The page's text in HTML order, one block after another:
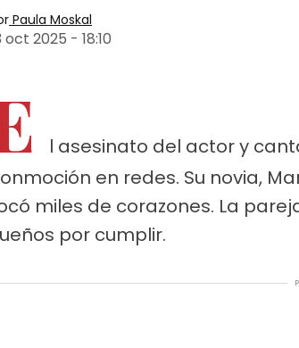
Paula Moskal
oct 2025 - 18:10
l asesinato del actor y
en redes. Su novia,
miles de corazones. La
por cumplir.